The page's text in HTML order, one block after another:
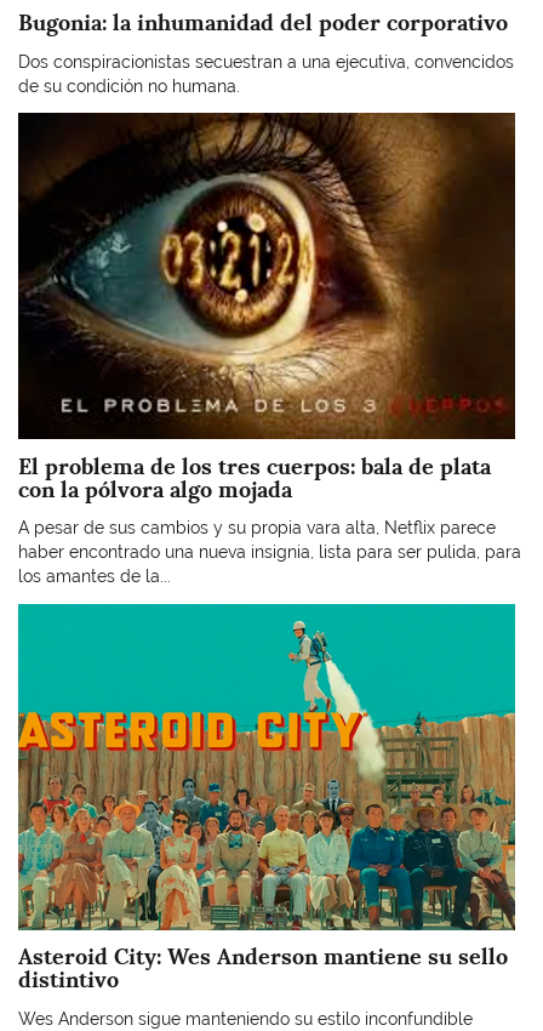
Bugonia: la inhumanidad del poder corporativo
Dos conspiracionistas secuestran a una ejecutiva, convencidos
de su condición no humana.
El problema de los tres cuerpos: bala de plata
con la pólvora algo mojada
A pesar de sus cambios y su propia vara alta, Netflix parece
haber encontrado una nueva insignia, lista para ser pulida, para
los amantes de la...
Asteroid City: Wes Anderson mantiene su sello
distintivo
Wes Anderson sigue manteniendo su estilo inconfundible